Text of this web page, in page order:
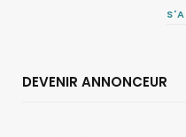
DEVENIR ANNONCEUR